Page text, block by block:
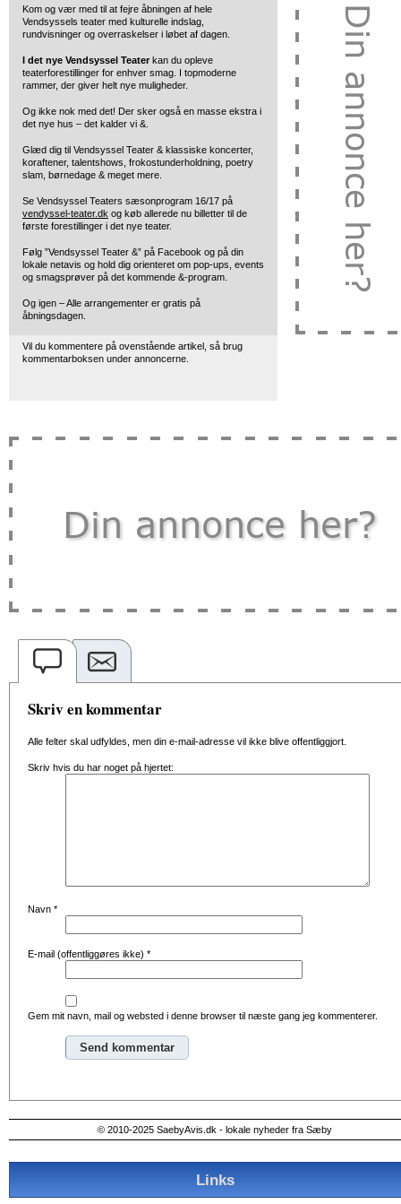
Kom og vær med til at fejre åbningen af hele
Vendsyssels teater med kulturelle indslag,
rundvisninger og overraskelser i løbet af dagen.
I det nye Vendsyssel Teater kan du opleve
teaterforestillinger for enhver smag. I topmoderne
rammer, der giver helt nye muligheder.
Og ikke nok med det! Der sker også en masse ekstra i
det nye hus – det kalder vi &.
Glæd dig til Vendsyssel Teater & klassiske koncerter,
koraftener, talentshows, frokostunderholdning, poetry
slam, børnedage & meget mere.
Se Vendsyssel Teaters sæsonprogram 16/17 på
vendyssel-teater.dk og køb allerede nu billetter til de
første forestillinger i det nye teater.
Følg ”Vendsyssel Teater &” på Facebook og på din
lokale netavis og hold dig orienteret om pop-ups, events
og smagsprøver på det kommende &-program.
Og igen – Alle arrangementer er gratis på
åbningsdagen.
Vil du kommentere på ovenstående artikel, så brug
kommentarboksen under annoncerne.
Skriv en kommentar
Alle felter skal udfyldes, men din e-mail-adresse vil ikke blive offentliggjort.
Skriv hvis du har noget på hjertet:
Navn *
E-mail (offentliggøres ikke) *
Gem mit navn, mail og websted i denne browser til næste gang jeg kommenterer.
© 2010-2025 SaebyAvis.dk - lokale nyheder fra Sæby
Links